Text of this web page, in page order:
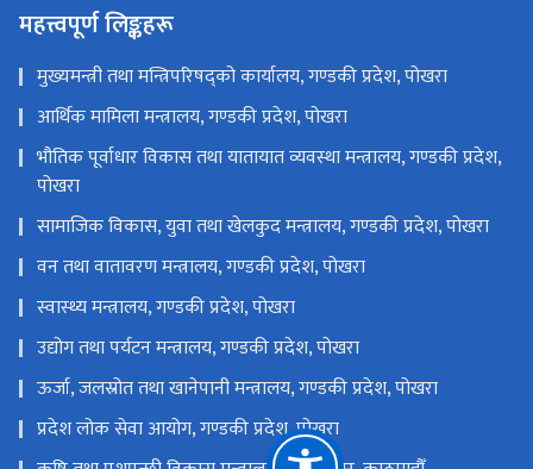
महत्त्वपूर्ण लिङ्कहरू
मुख्यमन्त्री तथा मन्त्रिपरिषद्को कार्यालय, गण्डकी प्रदेश, पोखरा
आर्थिक मामिला मन्त्रालय, गण्डकी प्रदेश, पोखरा
भौतिक पूर्वाधार विकास तथा यातायात व्यवस्था मन्त्रालय, गण्डकी प्रदेश,
पोखरा
सामाजिक विकास, युवा तथा खेलकुद मन्त्रालय, गण्डकी प्रदेश, पोखरा
वन तथा वातावरण मन्त्रालय, गण्डकी प्रदेश, पोखरा
स्वास्थ्य मन्त्रालय, गण्डकी प्रदेश, पोखरा
उद्योग तथा पर्यटन मन्त्रालय, गण्डकी प्रदेश, पोखरा
ऊर्जा, जलस्रोत तथा खानेपानी मन्त्रालय, गण्डकी प्रदेश, पोखरा
प्रदेश लोक सेवा आयोग, गण्डकी प्रदेश, पोखरा